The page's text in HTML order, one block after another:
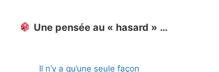
Une pensée au « hasard » …
Il n’y a qu’une seule façon